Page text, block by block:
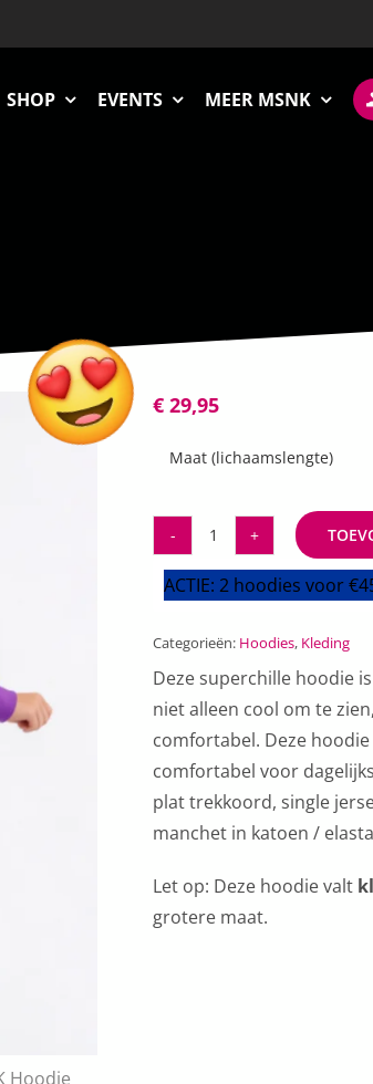
SHOP EVENTS MEER MSNK
€29,95
Maat (lichaamslengte)
MSNK
Hoodie
aantal
ACTIE: 2 hoodies voor
Categorieën: Hoodies, Kleding
Deze superchille hoodie
niet alleen cool om te
comfortabel. Deze
comfortabel voor
plat trekkoord, single
manchet in katoen /
Let op: Deze hoodie valt
grotere maat.